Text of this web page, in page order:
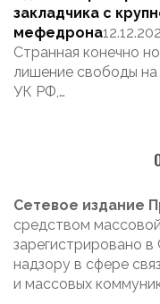
закладчика с
мефедрона
Странная конечно
лишение свободы на
УК РФ,…
Сетевое издание
средством
зарегистрировано
надзору в сфере
и массовых